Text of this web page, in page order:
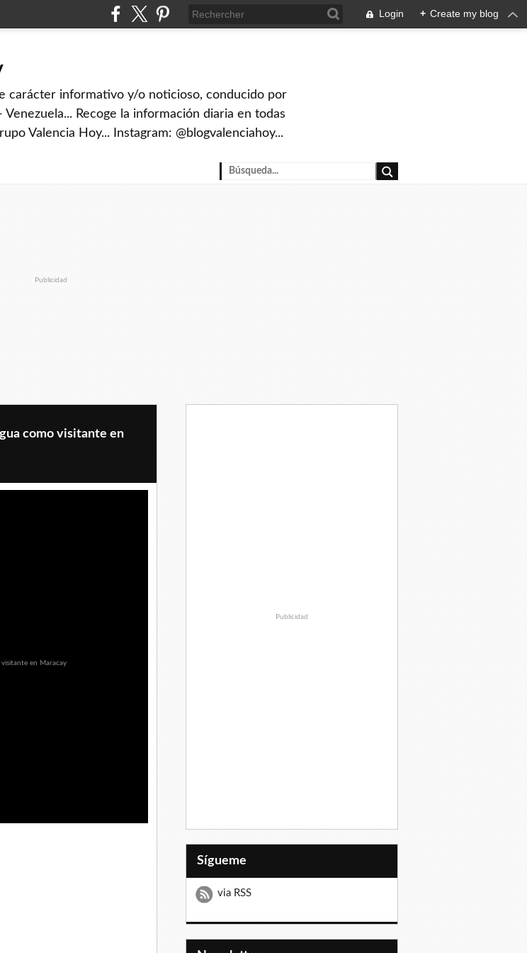
Login + Create my blog
carácter informativo y/o noticioso, conducido por
Recoge la información diaria en todas
Valencia Hoy... Instagram: @blogvalenciahoy...
Publicidad
como visitante en
Publicidad
Sígueme
via RSS